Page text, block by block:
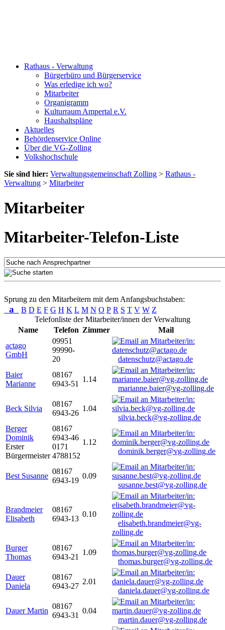
Rathaus - Verwaltung
Bürgerbüro und Bürgerservice
Was erledige ich wo?
Mitarbeiter
Organigramm
Kulturraum Ampertal e.V.
Haushaltspläne
Aktuelles
Behördenservice Online
Über die VG-Zolling
Volkshochschule
Sie sind hier: Verwaltungsgemeinschaft Zolling > Rathaus -
Verwaltung > Mitarbeiter
Mitarbeiter
Mitarbeiter-Telefon-Liste
Sprung zu den Mitarbeitern mit dem Anfangsbuchstaben:
a B D E F G H K L M N O P R S T V W Z
Telefonliste der Mitarbeiter/innen der Verwaltung
Name
Telefon Zimmer
Mail
actago
GmbH
09951
99990-
20
datenschutz@actago.de
Baier
Marianne
08167
6943-51
1.14
marianne.baier@vg-zolling.de
Beck Silvia
08167
6943-26
1.04
silvia.beck@vg-zolling.de
Berger
Dominik
Erster
Bürgermeister
08167
6943-46
0171
4788152
1.12
dominik.berger@vg-zolling.de
Best Susanne
08167
6943-19
0.09
susanne.best@vg-zolling.de
Brandmeier
Elisabeth
08167
6943-13
0.10
elisabeth.brandmeier@vg-
zolling.de
Burger
Thomas
08167
6943-21
1.09
thomas.burger@vg-zolling.de
Dauer
Daniela
08167
6943-27
2.01
daniela.dauer@vg-zolling.de
Dauer Martin
08167
6943-31
0.04
martin.dauer@vg-zolling.de